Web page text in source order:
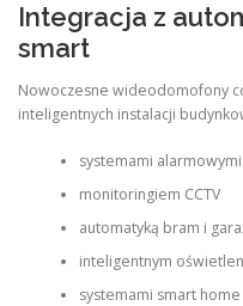
Integracja z
smart
Nowoczesne wideodomofony
inteligentnych instalacji
systemami alarmowymi
monitoringiem CCTV
automatyką bram i
inteligentnym
systemami smart home